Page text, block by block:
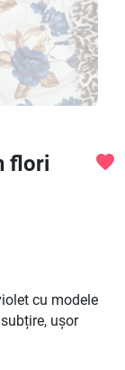
flori favorite
cu modele
ușor